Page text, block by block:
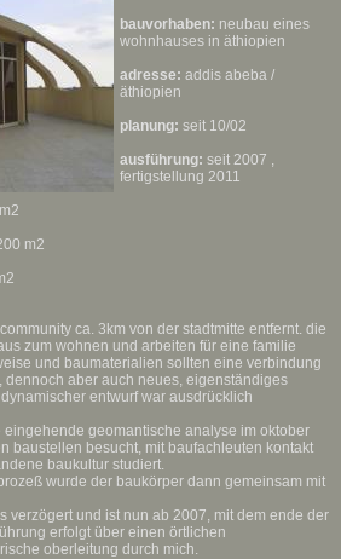
bauvorhaben: neubau eines
wohnhauses in äthiopien
adresse: addis abeba /
äthiopien
planung: seit 10/02
ausführung: seit 2007 ,
fertigstellung 2011
m2
ca. 3km von der stadtmitte entfernt. die
zum wohnen und arbeiten für eine familie
und baumaterialien sollten eine verbindung
dennoch aber auch neues, eigenständiges
entwurf war ausdrücklich
geomantische analyse im oktober
baustellen besucht, mit baufachleuten kontakt
baukultur studiert.
wurde der baukörper dann gemeinsam mit
verzögert und ist nun ab 2007, mit dem ende der
erfolgt über einen örtlichen
oberleitung durch mich.